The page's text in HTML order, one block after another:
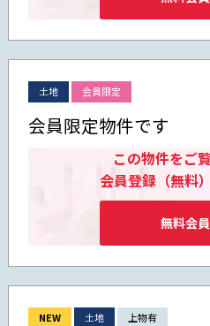
土地 会員限定
会員限定物件です
この物件をご
会員登録（無料
無料会
NEW 土地 上物有